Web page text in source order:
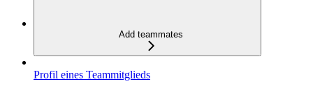
Add teammates
Profil eines Teammitglieds